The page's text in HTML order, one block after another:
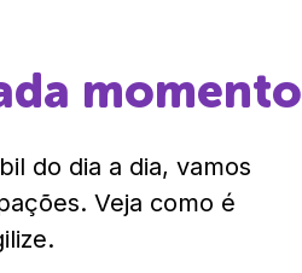
momento
do dia a dia, vamos
Veja como é